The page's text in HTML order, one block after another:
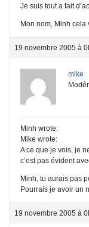
Je suis tout a fait
Mon nom, Minh cela
19 novembre 2005 à
mike
Minh wrote:
Mike wrote:
A ce que je vois, je
c’est pas évident
Minh, tu aurais pas
Pourrais je avoir un
19 novembre 2005 à